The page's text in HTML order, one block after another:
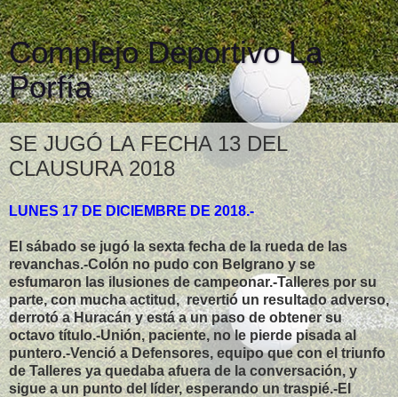
Complejo Deportivo La
Porfía
SE JUGÓ LA FECHA 13 DEL
CLAUSURA 2018
LUNES 17 DE DICIEMBRE DE 2018.-
El sábado se jugó la sexta fecha de la rueda de las
revanchas.-Colón no pudo con Belgrano y se
esfumaron las ilusiones de campeonar.-Talleres por su
parte, con mucha actitud, revertió un resultado adverso,
derrotó a Huracán y está a un paso de obtener su
octavo título.-Unión, paciente, no le pierde pisada al
puntero.-Venció a Defensores, equipo que con el triunfo
de Talleres ya quedaba afuera de la conversación, y
sigue a un punto del líder, esperando un traspié.-El